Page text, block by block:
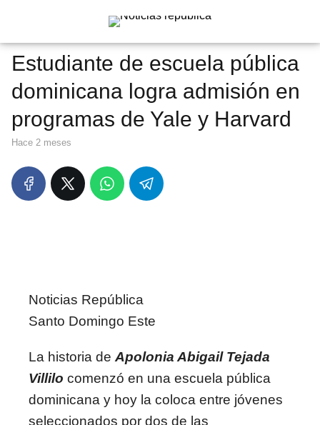
Estudiante de escuela pública
dominicana logra admisión en
programas de Yale y Harvard
hace 2 meses
Noticias República
Santo Domingo Este
La historia de Apolonia Abigail Tejada
Villilo comenzó en una escuela pública
dominicana y hoy la coloca entre jóvenes
seleccionados por dos de las